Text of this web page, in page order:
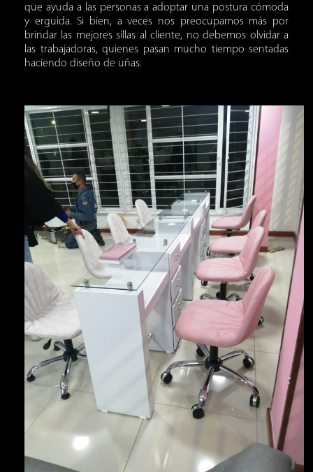
que ayuda a las personas a adoptar una postura cómoda
y erguida. Si bien, a veces nos preocupamos más por
brindar las mejores sillas al cliente, no debemos olvidar a
las trabajadoras, quienes pasan mucho tiempo sentadas
haciendo diseño de uñas.